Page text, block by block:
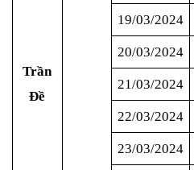
Trần
Đề
19/03/2024
20/03/2024
21/03/2024
22/03/2024
23/03/2024